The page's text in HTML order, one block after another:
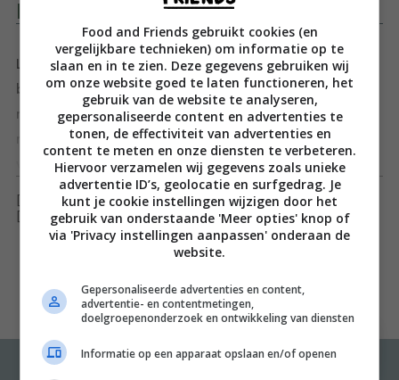
Productomschrijving
Lekker gelukkig met happy, healthy treats uit het
bakboek van Foodie-ness. Lekker zoet, lekker gelukkig!
n
nNot so guilty pleasures, dat is waar ‘Lekker Gelukkig’
van Instagramsensatie Foodie-ness, a.k.a. Carolina van
Dorenmalen, om draait. Je gelukkig voelen, dat is het
doel. Ook als je bewust eet, kun je jezelf – en anderen –
verwennen met bewuste, lekkere home-baked treats.
vegan blondie voor tussendoor of een gezonde choco-
loco truffel na het eten – voor elk moment heeft
Foodie-ness een makkelijk en healthy baksel. Lekker
zoet en hartig, lekker gelukkig!
Toon meer
[ywfbt_form product_id="35211"]
[recently_viewed_products]
Food and Friends gebruikt cookies (en
vergelijkbare technieken) om informatie op te
slaan en in te zien. Deze gegevens gebruiken wij
om onze website goed te laten functioneren, het
gebruik van de website te analyseren,
gepersonaliseerde content en advertenties te
tonen, de effectiviteit van advertenties en
content te meten en onze diensten te verbeteren.
Hiervoor verzamelen wij gegevens zoals unieke
advertentie ID’s, geolocatie en surfgedrag. Je
kunt je cookie instellingen wijzigen door het
gebruik van onderstaande 'Meer opties' knop of
via 'Privacy instellingen aanpassen' onderaan de
website.
Gepersonaliseerde advertenties en content,
advertentie- en contentmetingen,
doelgroepenonderzoek en ontwikkeling van diensten
Informatie op een apparaat opslaan en/of openen